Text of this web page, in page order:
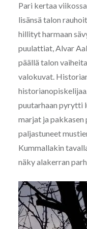
Pari kertaa
lisänsä talon
hillityt harmaan
puulattiat, Alvar
päällä talon
valokuvat.
puutarhaan pyrytti
marjat ja pakkasen
paljastuneet
Kummallakin
näky alakerran